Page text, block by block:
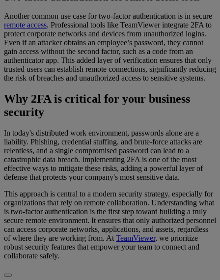
Another common use case for two-factor authentication is in secure
remote access. Professional tools like TeamViewer integrate 2FA to
protect corporate networks and devices from unauthorized logins.
Even if an attacker obtains an employee’s password, they cannot
gain access without the second factor, such as a code from an
authenticator app. This added layer of verification ensures that only
trusted users can establish remote connections, significantly reducing
the risk of breaches and unauthorized access to sensitive systems.
Why 2FA is critical for your business
security
In today's distributed work environment, passwords alone are a
liability. Phishing, credential stuffing, and brute-force attacks are
relentless, and a single compromised password can lead to a
catastrophic data breach. Implementing 2FA is one of the most
effective ways to mitigate these risks, adding a powerful layer of
defense that protects your company's most sensitive data.
This approach is central to a modern security strategy, especially for
organizations that rely on remote collaboration. Understanding what
is two-factor authentication is the first step toward building a truly
secure remote environment. It ensures that only authorized personnel
can access corporate networks, applications, and assets, regardless
of where they are working from. At TeamViewer, we prioritize
robust security features that empower your team to connect and
collaborate safely.